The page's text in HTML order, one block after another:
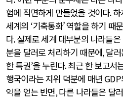
험에 직면하게 만들었을 것이다.하
세계의 ‘기축통화’역할을 하기 때
다.실제로 세계 대부분의 나라들
분을 달러로 처리하기 때문에,달
한 특권’을 누린다.최근 한 보고서
행국이라는 지위 덕분에 매년 GDP
익을 얻는 반면,다른 나라들은 달